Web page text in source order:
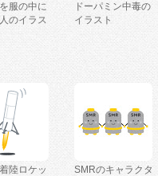
服の中に
のイラス
ドーパミン中毒の
イラスト
陸ロケッ
SMRのキャラクタ